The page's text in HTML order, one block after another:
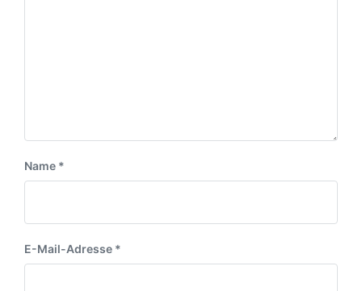
Name *
E-Mail-Adresse *